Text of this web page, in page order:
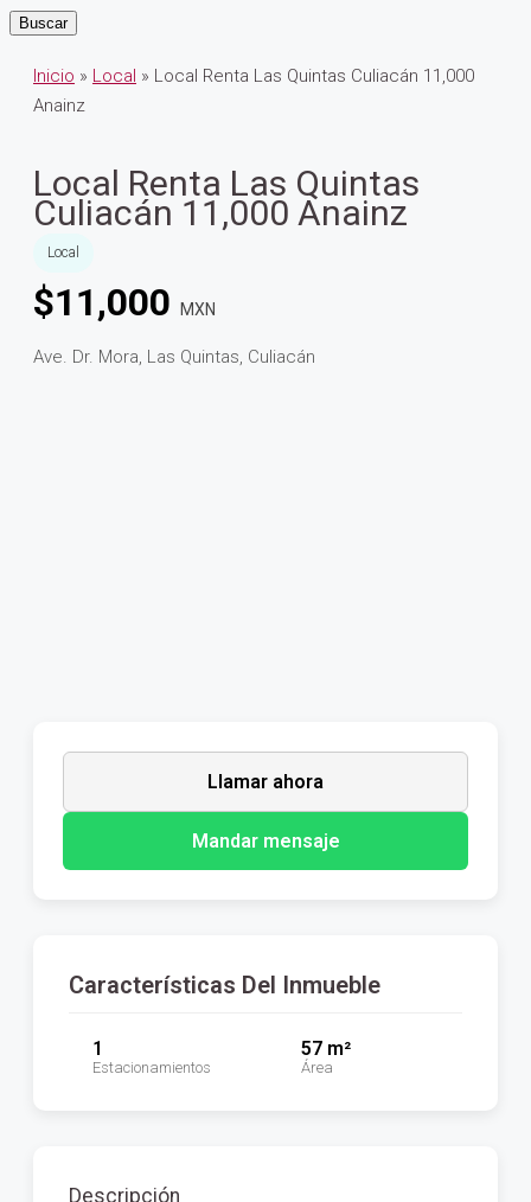
Buscar
Inicio » Local » Local Renta Las Quintas Culiacán 11,000
Anainz
Local Renta Las Quintas
Culiacán 11,000 Anainz
Local
$11,000 MXN
Ave. Dr. Mora, Las Quintas, Culiacán
Llamar ahora
Mandar mensaje
Características Del Inmueble
1
Estacionamientos
57 m²
Área
Descripción